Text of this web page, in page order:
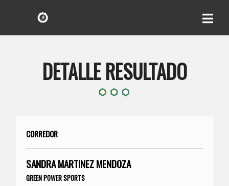
DETALLE RESULTADO
CORREDOR
SANDRA MARTINEZ MENDOZA
GREEN POWER SPORTS